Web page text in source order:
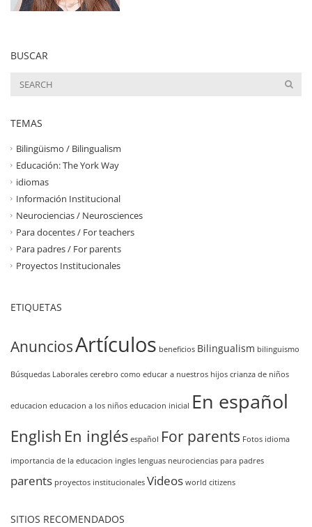
BUSCAR
TEMAS
Bilingüismo / Bilingualism
Educación: The York Way
idiomas
Información Institucional
Neurociencias / Neurosciences
Para docentes / For teachers
Para padres / For parents
Proyectos Institucionales
ETIQUETAS
AnunciosArtículos beneficios Bilingualism bilinguismo
Búsquedas Laborales cerebro como educar a nuestros hijos crianza de niños
educacion educacion a los niños educacion inicial En español
English En inglés español For parents Fotos idioma
importancia de la educacion ingles lenguas neurociencias para padres
parents proyectos institucionales Videos world citizens
SITIOS RECOMENDADOS